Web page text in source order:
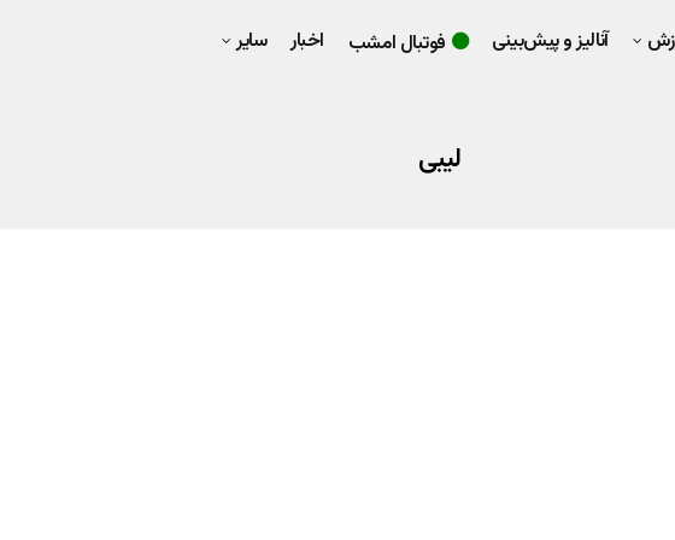
آنالیز و پیش‌بینی فوتبال امشب اخبار سایر
لیبی